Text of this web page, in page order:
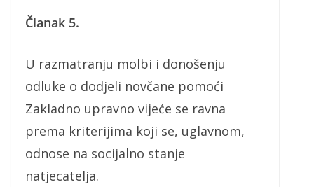
Članak 5.
U razmatranju molbi i donošenju
odluke o dodjeli novčane pomoći
Zakladno upravno vijeće se ravna
prema kriterijima koji se, uglavnom,
odnose na socijalno stanje
natjecatelja.